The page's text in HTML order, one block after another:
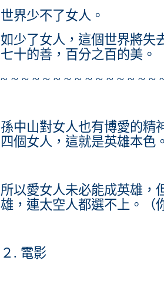
世界少不了女人。
如少了女人，這個世界將失
七十的善，百分之百的美。
~ ~ ~ ~ ~ ~ ~ ~ ~ ~ ~ ~ ~ ~ ~
孫中山對女人也有博愛的精
四個女人，這就是英雄本色
所以愛女人未必能成英雄，
雄，連太空人都選不上。（
２. 電影